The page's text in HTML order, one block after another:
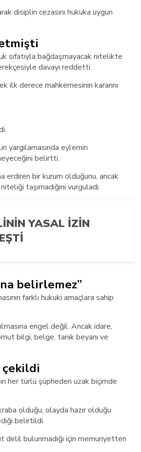
disiplin cezasını hukuka uygun
sıfatıyla bağdaşmayacak nitelikte
davayı reddetti.
ilk derece mahkemesinin kararını
yargılamasında eylemin
belirtti.
erdiren bir kurum olduğunu, ancak
taşımadığını vurguladı.
YASAL İZIN
belirlemez”
farklı hukuki amaçlara sahip
engel değil. Ancak idare,
bilgi, belge, tanık beyanı ve
çekildi
her türlü şüpheden uzak biçimde
olduğu, olayda hazır olduğu
belirtildi.
delil bulunmadığı için memuriyetten